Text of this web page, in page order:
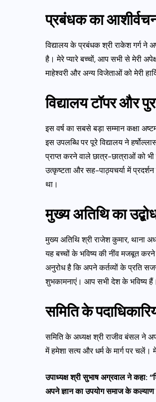
प्रबंधक का
विद्यालय के प्रबंधक श्री राकेश गर्ग ने
है। मेरे प्यारे बच्चों, आप सभी से मेरी
माहेश्वरी और अन्य विजेताओं को मेरी
विद्यालय टॉपर और
इस वर्ष का सबसे बड़ा सम्मान कक्षा
इस उपलब्धि पर पूरे विद्यालय ने
प्राप्त करने वाले छात्र-छात्राओं को
उत्कृष्टता और सह-पाठ्यचर्या में
था।
मुख्य अतिथि का
मुख्य अतिथि श्री राजेश कुमार, थाना
यह बच्चों के भविष्य की नींव मजबूत
अनुरोध है कि अपने कर्तव्यों के प्रति
शुभकामनाएं। आप सभी देश के भविष्य
समिति के
समिति के अध्यक्ष श्री राजीव बंसल
में हमेशा सत्य और धर्म के मार्ग पर चलें।
उपाध्यक्ष श्री सुभाष अग्रवाल ने कहा:
अपने ज्ञान का उपयोग समाज के